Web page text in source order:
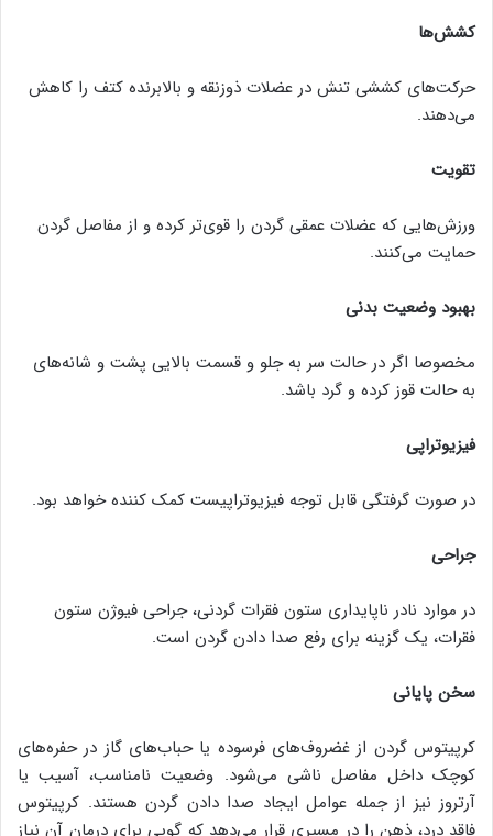
کشش‌ها
حرکت‌های کششی تنش در عضلات ذوزنقه و بالابرنده کتف را کاهش
می‌دهند.
تقویت
ورزش‌هایی که عضلات عمقی گردن را قوی‌تر کرده و از مفاصل گردن
حمایت می‌کنند.
بهبود وضعیت بدنی
مخصوصا اگر در حالت سر به جلو و قسمت بالایی پشت و شانه‌های
به حالت قوز کرده و گرد باشد.
فیزیوتراپی
در صورت گرفتگی قابل توجه فیزیوتراپیست کمک کننده خواهد بود.
جراحی
در موارد نادر ناپایداری ستون فقرات گردنی، جراحی فیوژن ستون
فقرات، یک گزینه برای رفع صدا دادن گردن است.
سخن پایانی
کرپیتوس گردن از غضروف‌های فرسوده یا حباب‌های گاز در حفره‌های
کوچک داخل مفاصل ناشی می‌شود. وضعیت نامناسب، آسیب یا
آرتروز نیز از جمله عوامل ایجاد صدا دادن گردن هستند. کرپیتوس
فاقد درد، ذهن را در مسیری قرار می‌دهد که گویی برای درمان آن نیاز